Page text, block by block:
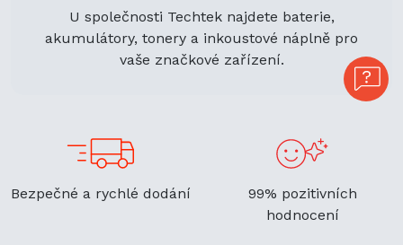
U společnosti Techtek najdete baterie,
akumulátory, tonery a inkoustové náplně pro
vaše značkové zařízení.
Bezpečné a rychlé dodání
99% pozitivních
hodnocení